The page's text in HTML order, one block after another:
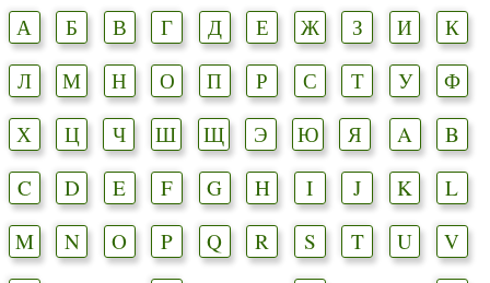
А Б В Г Д Е Ж З И
К
Л
М Н О П Р С Т У
Ф
Х
Ц Ч Ш Щ Э Ю Я A
B
C
D E F G H I J K
L
M
N O P Q R S T U
V